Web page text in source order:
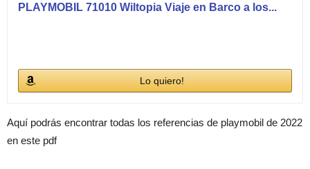
PLAYMOBIL 71010 Wiltopia Viaje en Barco a los...
Lo quiero!
Aquí podrás encontrar todas los referencias de playmobil de 2022
en este pdf